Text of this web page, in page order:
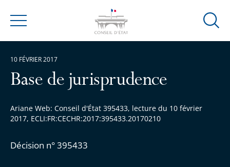
Menu
Ouvrir
Base de jurisprudence
Ariane Web: Conseil d'État 395433, lecture du 10 février
2017, ECLI:FR:CECHR:2017:395433.20170210
Décision n° 395433
10 FÉVRIER 2017